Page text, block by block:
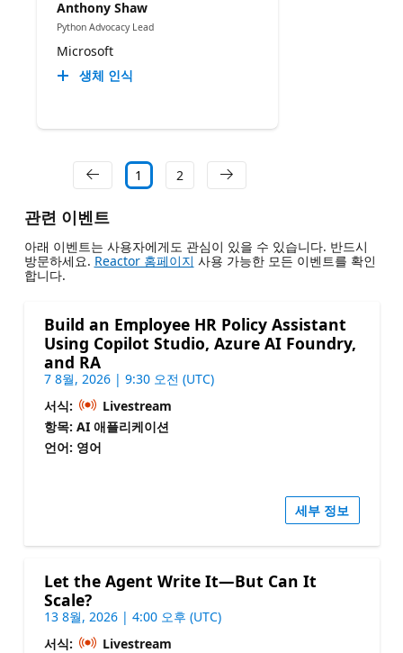
Anthony Shaw
Python Advocacy Lead
Microsoft
생체 인식
1 2
관련 이벤트
아래 이벤트는 사용자에게도 관심이 있을 수 있습니다. 반드시
방문하세요. Reactor 홈페이지 사용 가능한 모든 이벤트를 확인
합니다.
Build an Employee HR Policy Assistant
Using Copilot Studio, Azure AI Foundry,
and RA
7 8월, 2026 | 9:30 오전 (UTC)
서식:
Livestream
항목: AI 애플리케이션
언어: 영어
세부 정보
Let the Agent Write It—But Can It
Scale?
13 8월, 2026 | 4:00 오후 (UTC)
서식:
Livestream